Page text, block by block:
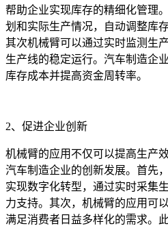
帮助企业实现库存的精细化管理
划和实际生产情况，自动调整库
其次机械臂可以通过实时监测生
生产线的稳定运行。汽车制造企
库存成本并提高资金周转率。
2、促进企业创新
机械臂的应用不仅可以提高生产
汽车制造企业的创新发展。首先
实现数字化转型，通过实时采集
力支持。其次，机械臂的应用可
满足消费者日益多样化的需求。